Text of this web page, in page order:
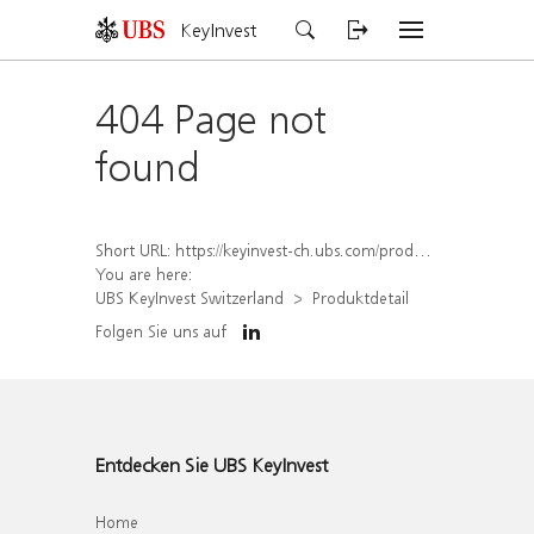
KeyInvest
404 Page not
found
Short URL: https://keyinvest-ch.ubs.com/produkt/detail/index/isin/CH1573373763
You are here:
UBS KeyInvest Switzerland
Produktdetail
Folgen Sie uns auf
Entdecken Sie UBS KeyInvest
Home